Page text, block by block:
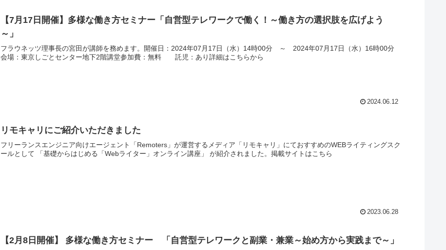
【7月17日開催】多様な働き方セミナー「自営型テレワークで働く！～働き方の選択肢を広げよう
～」
フラウネッツ理事長の宮田が講師を務めます。開催日：2024年07月17日（水）14時00分 ～ 2024年07月17日（水）16時00分
会場：東京しごとセンター地下2階講堂参加費：無料 託児：あり詳細はこちらから
2024.06.12
リモキャリにご紹介いただきました
フリーランスエンジニア向けエージェント「Remoters」が運営するメディア「リモキャリ」にておすすめのWEBライティングスク
ールとして 「基礎からはじめる「Webライター」オンライン講座」 が紹介されました。掲載サイトはこちら
2023.06.28
【2月8日開催】 多様な働き方セミナー 「自営型テレワークと副業・兼業～始め方から実践まで～」